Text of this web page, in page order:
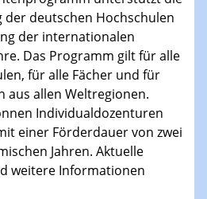
deutschen Hochschulen
der internationalen
Das Programm gilt für alle
für alle Fächer und für
aus allen Weltregionen.
Individualdozenturen
einer Förderdauer von zwei
Jahren. Aktuelle
weitere Informationen